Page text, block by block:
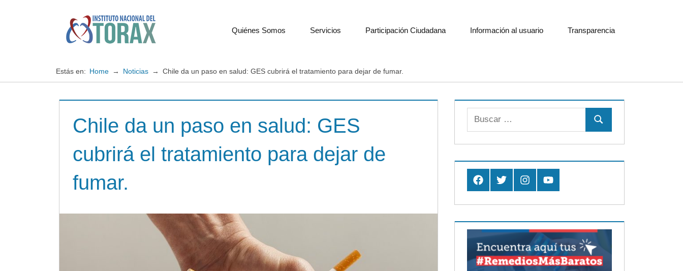
Instituto
Nacional
del
TORAX
Especialistas
cardiopulmonares
Quiénes Somos Servicios Participación Ciudadana Información al usuario Transparencia
Estás en: Home Noticias Chile da un paso en salud: GES cubrirá el tratamiento para dejar de fumar.
Chile da un paso en salud: GES
cubrirá el tratamiento para dejar de
fumar.
Buscar:
Buscar
FacebookTwitter InstagramYoutube